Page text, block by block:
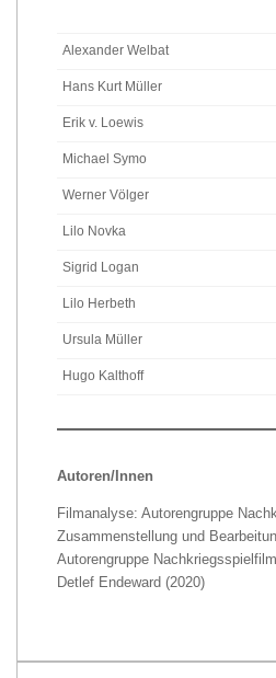
Alexander Welbat
Hans Kurt Müller
Erik v. Loewis
Michael Symo
Werner Völger
Lilo Novka
Sigrid Logan
Lilo Herbeth
Ursula Müller
Hugo Kalthoff
Autoren/Innen
Filmanalyse: Autorengruppe
Zusammenstellung und
Autorengruppe
Detlef Endeward (2020)